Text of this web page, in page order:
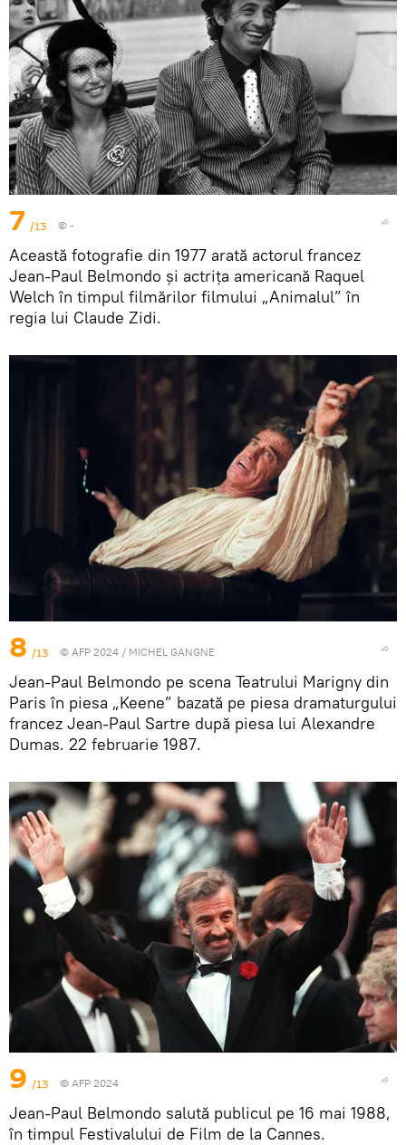
7 /13 © -
Această fotografie din 1977 arată actorul francez
Jean-Paul Belmondo și actrița americană Raquel
Welch în timpul filmărilor filmului „Animalul” în
regia lui Claude Zidi.
8 /13 © AFP 2024 / MICHEL GANGNE
Jean-Paul Belmondo pe scena Teatrului Marigny din
Paris în piesa „Keene” bazată pe piesa dramaturgului
francez Jean-Paul Sartre după piesa lui Alexandre
Dumas. 22 februarie 1987.
9 /13 © AFP 2024
Jean-Paul Belmondo salută publicul pe 16 mai 1988,
în timpul Festivalului de Film de la Cannes.